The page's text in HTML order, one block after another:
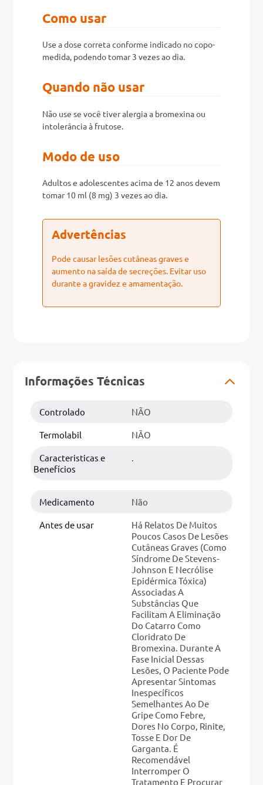
Como usar
Use a dose correta conforme indicado no copo-
medida, podendo tomar 3 vezes ao dia.
Quando não usar
Não use se você tiver alergia a bromexina ou
intolerância à frutose.
Modo de uso
Adultos e adolescentes acima de 12 anos devem
tomar 10 ml (8 mg) 3 vezes ao dia.
Advertências
Pode causar lesões cutâneas graves e
aumento na saída de secreções. Evitar uso
durante a gravidez e amamentação.
Informações Técnicas
Controlado NÃO
Termolabil NÃO
Caracteristicas e
Benefícios
Medicamento Não
Antes de usar
Há Relatos De Muitos
Poucos Casos De Lesões
Cutâneas Graves (como
Síndrome De Stevens-
Johnson E Necrólise
Epidérmica Tóxica)
Associadas A
Substâncias Que
Facilitam A Eliminação
Do Catarro Como
Cloridrato De
Bromexina. Durante A
Fase Inicial Dessas
Lesões, O Paciente Pode
Apresentar Sintomas
Inespecíficos
Semelhantes Ao De
Gripe Como Febre,
Dores No Corpo, Rinite,
Tosse E Dor De
Garganta. É
Recomendável
Interromper O
Tratamento E Procurar